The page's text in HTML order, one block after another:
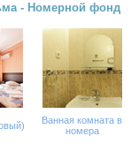
- Номерной фонд
Ванная комната в
номера